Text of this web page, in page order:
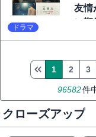
友情
に期
ドラマ
96582件
1 2 3
クローズアップ